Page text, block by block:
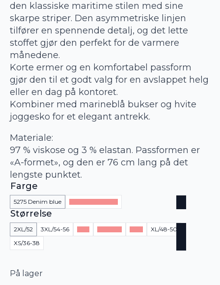
den klassiske maritime stilen med sine
skarpe striper. Den asymmetriske linjen
tilfører en spennende detalj, og det lette
stoffet gjør den perfekt for de varmere
månedene.
Korte ermer og en komfortabel passform
gjør den til et godt valg for en avslappet helg
eller en dag på kontoret.
Kombiner med marineblå bukser og hvite
joggesko for et elegant antrekk.
Materiale:
97 % viskose og 3 % elastan. Passformen er
«A-formet», og den er 76 cm lang på det
lengste punktet.
Farge
5275 Denim blue
Størrelse
2XL/52 3XL/54-56
XL/48-50
XS/36-38
På lager